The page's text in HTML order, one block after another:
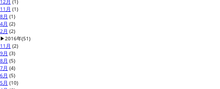
12月 (1)
11月 (1)
8月 (1)
4月 (2)
2月 (2)
▶2016年(51)
11月 (2)
9月 (3)
8月 (5)
7月 (4)
6月 (5)
5月 (10)